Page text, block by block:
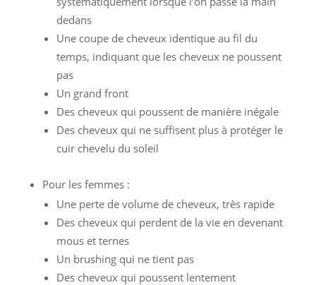
dedans
Une coupe de cheveux identique au fil du
temps, indiquant que les cheveux ne poussent
pas
Un grand front
Des cheveux qui poussent de manière inégale
Des cheveux qui ne suffisent plus à protéger le
cuir chevelu du soleil
Pour les femmes :
Une perte de volume de cheveux, très rapide
Des cheveux qui perdent de la vie en devenant
mous et ternes
Un brushing qui ne tient pas
Des cheveux qui poussent lentement